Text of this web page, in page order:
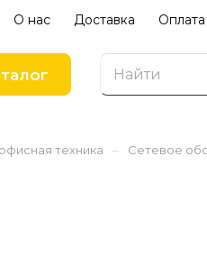
О нас Доставка Оплата
техника – Сетевое